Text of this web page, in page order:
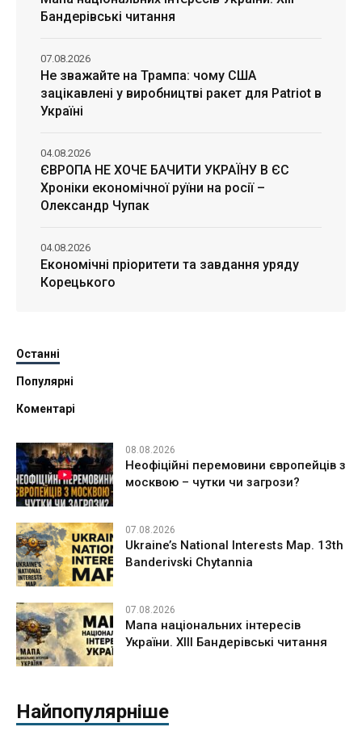
Бандерівські читання
Не зважайте на Трампа: чому США
зацікавлені у виробництві ракет для Patriot в
Україні
07.08.2026
ЄВРОПА НЕ ХОЧЕ БАЧИТИ УКРАЇНУ В ЄС
Хроніки економічної руїни на росії –
Олександр Чупак
04.08.2026
Економічні пріоритети та завдання уряду
Корецького
04.08.2026
Останні
Популярні
Коментарі
08.08.2026
Неофіційні перемовини європейців з
москвою – чутки чи загрози?
07.08.2026
Ukraine’s National Interests Map. 13th
Banderivski Chytannia
07.08.2026
Мапа національних інтересів
України. ХІІІ Бандерівські читання
Найпопулярніше